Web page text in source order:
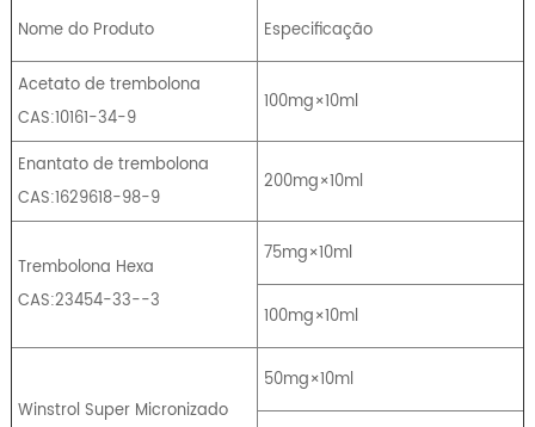
Nome do Produto Especificação
Acetato de trembolona
CAS:10161-34-9
100mg×10ml
Enantato de trembolona
CAS:1629618-98-9
200mg×10ml
Trembolona Hexa
CAS:23454-33--3
75mg×10ml
100mg×10ml
Winstrol Super Micronizado
50mg×10ml